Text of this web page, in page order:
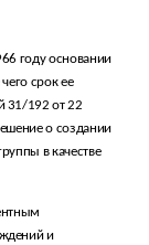
году основании
срок ее
31/192 от 22
о создании
в качестве
и